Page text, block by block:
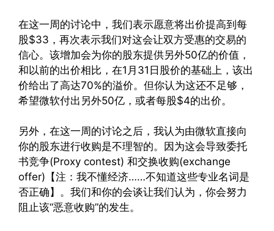
在这一周的讨论中，我们表示愿意将出价提高到每
股$33，再次表示我们对这会让双方受惠的交易的
信心。该增加会为你的股东提供另外50亿的价值，
和以前的出价相比，在1月31日股价的基础上，该出
价给出了高达70%的溢价。但你认为这还不足够，
希望微软付出另外50亿，或者每股$4的出价。
另外，在这一周的讨论之后，我认为由微软直接向
你的股东进行收购是不理智的。因为这会导致委托
书竞争(Proxy contest) 和交换收购(exchange
offer)【注：我不懂经济……不知道这些专业名词是
否正确】。我们和你的会谈让我们认为，你会努力
阻止该“恶意收购”的发生。